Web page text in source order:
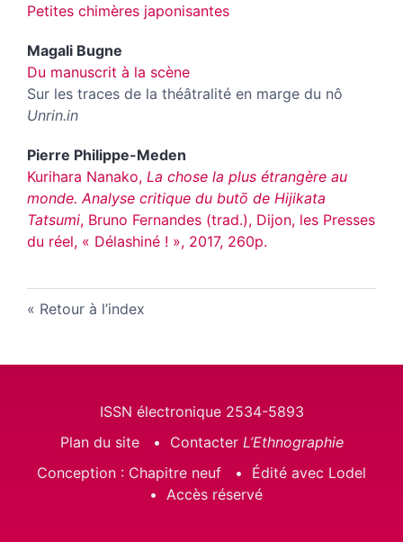
Petites chimères japonisantes
Magali Bugne
Du manuscrit à la scène
Sur les traces de la théâtralité en marge du nô
Unrin.in
Pierre Philippe-Meden
Kurihara Nanako, La chose la plus étrangère au
monde. Analyse critique du butō de Hijikata
Tatsumi, Bruno Fernandes (trad.), Dijon, les Presses
du réel, « Délashiné ! », 2017, 260p.
Retour à l’index
ISSN électronique 2534-5893
Plan du site
Contacter L’Ethnographie
Conception : Chapitre neuf
Édité avec Lodel
Accès réservé